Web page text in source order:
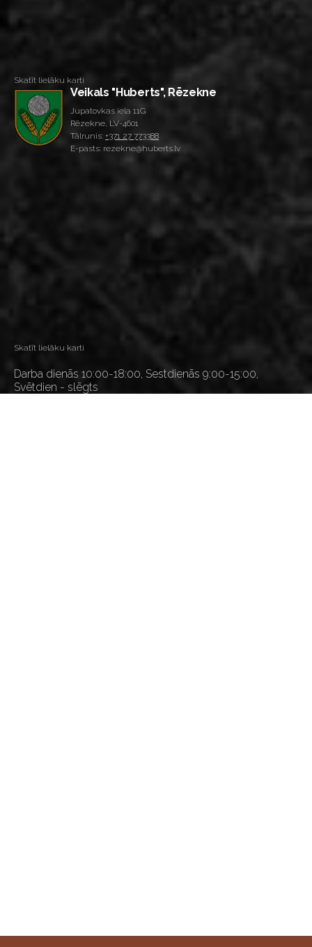
Skatīt lielāku karti
Veikals "Huberts", Rēzekne
Jupatovkas iela 11G
Rēzekne, LV-4601
Tālrunis: +371 27 773388
E-pasts: rezekne@huberts.lv
Skatīt lielāku karti
Darba dienās 10:00-18:00, Sestdienās 9:00-15:00,
Svētdien - slēgts